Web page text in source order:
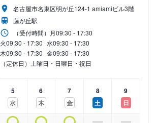
名古屋市名東区明が丘124-1 amiamiビル3階
藤が丘駅
（受付時間） 月09:30 - 17:30
火09:30 - 17:30 水09:30 - 17:30
木09:30 - 17:30 金09:30 - 17:30
（定休日）土曜日・日曜日・祝日
5
水
6
木
7
金
8
土
9
日